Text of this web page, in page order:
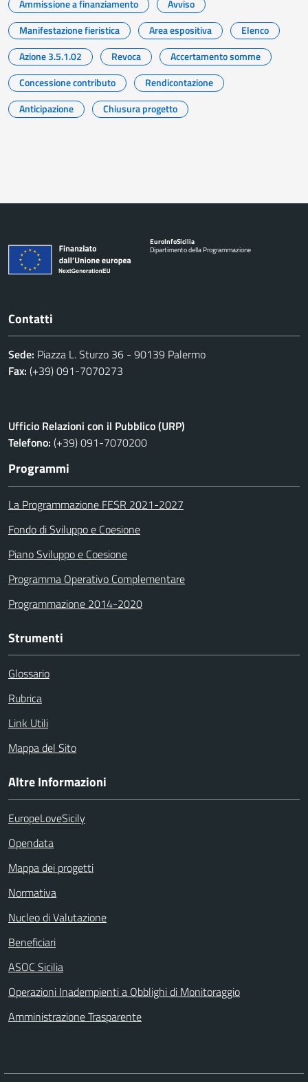
Ammissione a finanziamento
Avviso
Manifestazione fieristica
Area espositiva
Elenco
Azione 3.5.1.02
Revoca
Accertamento somme
Concessione contributo
Rendicontazione
Anticipazione
Chiusura progetto
EuroInfoSicilia
Dipartimento della Programmazione
Contatti
Sede: Piazza L. Sturzo 36 - 90139 Palermo
Fax: (+39) 091-7070273
Ufficio Relazioni con il Pubblico (URP)
Telefono: (+39) 091-7070200
Programmi
La Programmazione FESR 2021-2027
Fondo di Sviluppo e Coesione
Piano Sviluppo e Coesione
Programma Operativo Complementare
Programmazione 2014-2020
Strumenti
Glossario
Rubrica
Link Utili
Mappa del Sito
Altre Informazioni
EuropeLoveSicily
Opendata
Mappa dei progetti
Normativa
Nucleo di Valutazione
Beneficiari
ASOC Sicilia
Operazioni Inadempienti a Obblighi di Monitoraggio
Amministrazione Trasparente